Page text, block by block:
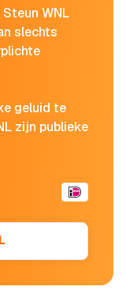
WNL
slechts
geluid te
zijn publieke